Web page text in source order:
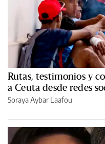
Rutas, testimonios y
a Ceuta desde redes
Soraya Aybar Laafou